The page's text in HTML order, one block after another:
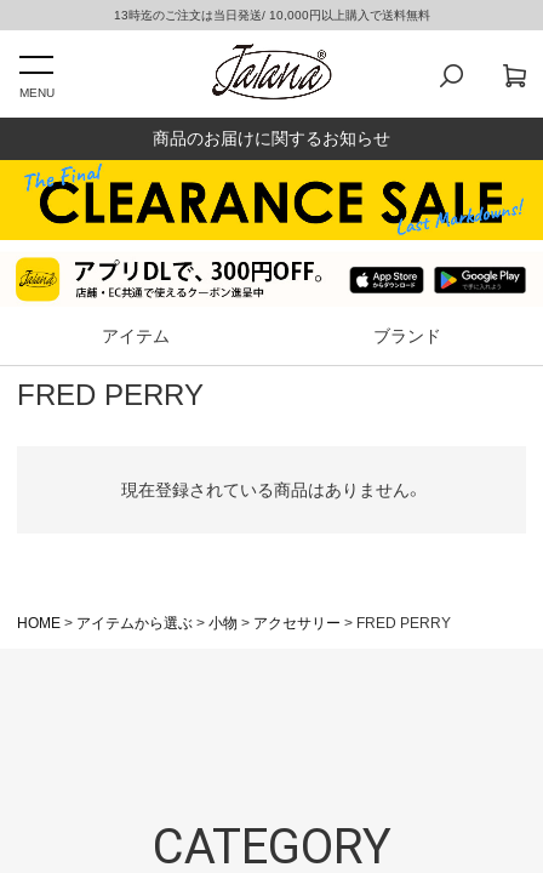
13時迄のご注文は当日発送/ 10,000円以上購入で送料無料
MENU
商品のお届けに関するお知らせ
アイテム ブランド
FRED PERRY
現在登録されている商品はありません。
HOME アイテムから選ぶ 小物 アクセサリー FRED PERRY
CATEGORY